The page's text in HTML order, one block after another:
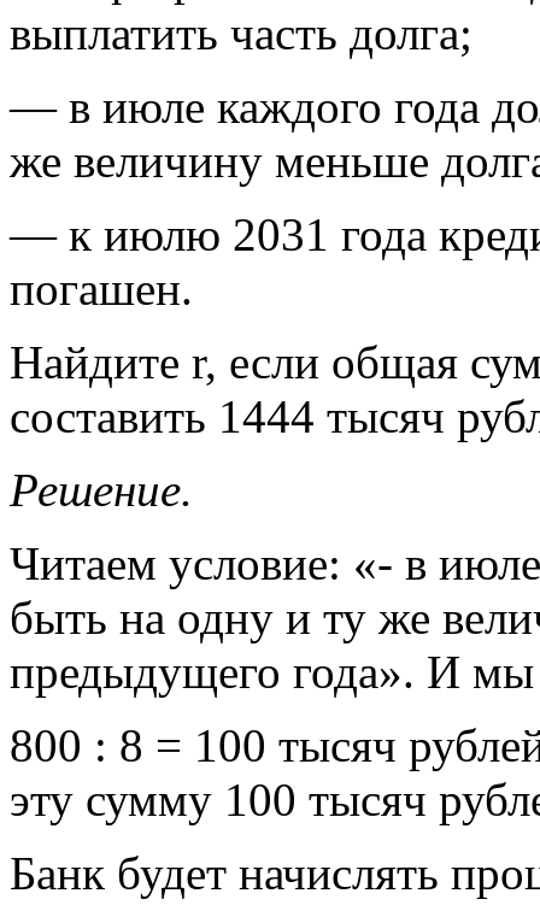
выплатить часть долга;
— в июле каждого года
же величину меньше
— к июлю 2031 года
погашен.
Найдите r, если общая
составить 1444 тысяч
Решение.
Читаем условие: «- в
быть на одну и ту же
предыдущего года». И мы
800 : 8 = 100 тысяч
эту сумму 100 тысяч
Банк будет начислять